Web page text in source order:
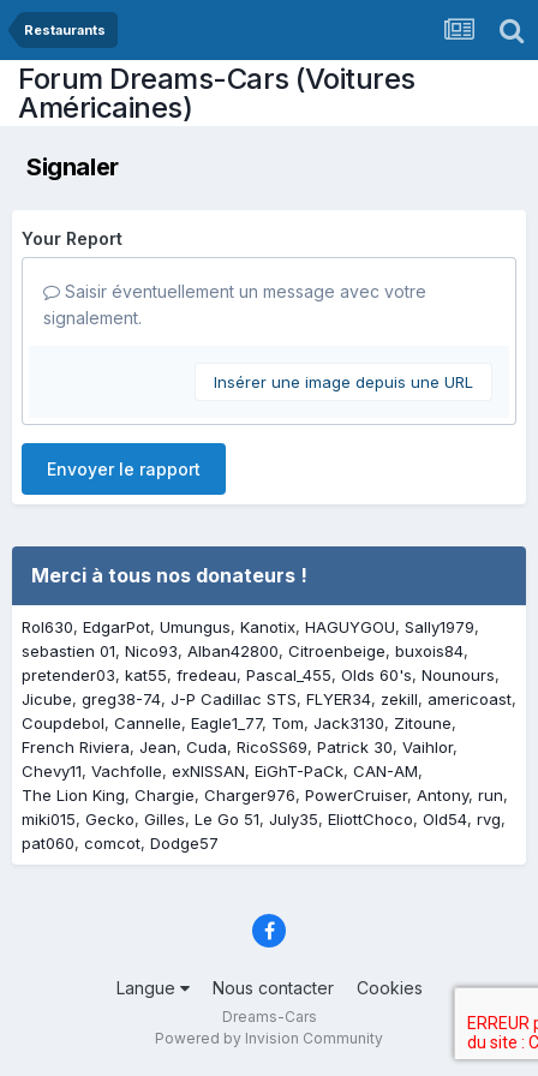
Restaurants
Forum Dreams-Cars (Voitures
Américaines)
Signaler
Your Report
Saisir éventuellement un message avec votre
signalement.
Insérer une image depuis une URL
Envoyer le rapport
Merci à tous nos donateurs !
Rol630 EdgarPot Umungus Kanotix HAGUYGOU Sally1979
sebastien 01 Nico93 Alban42800 Citroenbeige buxois84
pretender03 kat55 fredeau Pascal_455 Olds 60's Nounours
Jicube greg38-74 J-P Cadillac STS FLYER34 zekill
americoast
Coupdebol Cannelle Eagle1_77 Tom Jack3130
Zitoune
French Riviera Jean Cuda RicoSS69 Patrick 30 Vaihlor
Chevy11 Vachfolle exNISSAN EiGhT-PaCk CAN-AM
The Lion King Chargie Charger976 PowerCruiser Antony run
miki015 Gecko Gilles Le Go 51 July35 EliottChoco Old54 rvg
pat060 comcot Dodge57
Langue Nous contacter Cookies
Dreams-Cars
Powered by Invision Community